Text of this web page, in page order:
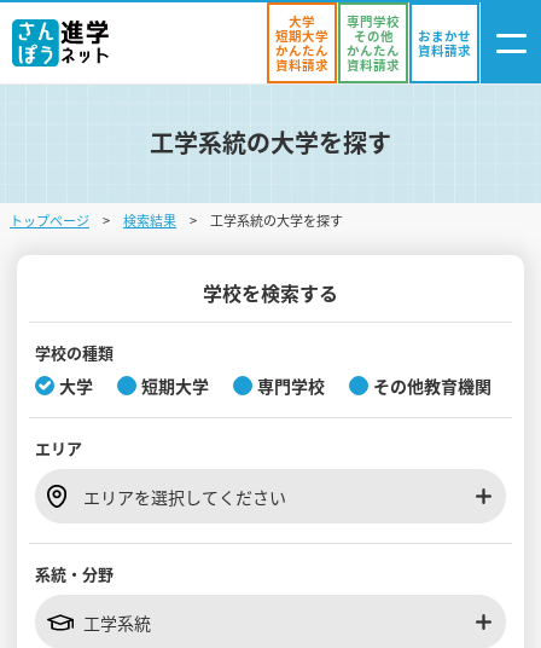
ログイン
・登録
気になる
学校を探す
オープンキャンパスを探す
入試・受験入門
見学会WEB手引書
大学
短期大学
かんたん
資料請求
専門学校
その他
かんたん
資料請求
おまかせ
資料請求
工学系統の大学を探す
トップページ 検索結果 工学系統の大学を探す
学校を検索する
学校の種類
大学 短期大学 専門学校 その他教育機関
エリア
エリアを選択してください
系統・分野
工学系統